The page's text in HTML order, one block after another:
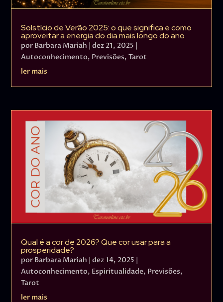
Solstício de Verão 2025: o que significa e como
aproveitar a energia do dia mais longo do ano
por Barbara Mariah |dez 21, 2025 |
Autoconhecimento, Previsões,Tarot
ler mais
Qual é a cor de 2026? Que cor usar para a
prosperidade?
por Barbara Mariah |dez 14, 2025 |
Autoconhecimento, Espiritualidade, Previsões,
Tarot
ler mais